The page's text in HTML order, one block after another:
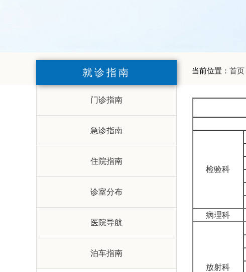
就诊指南 当前位置： 首页
门诊指南
急诊指南
住院指南
诊室分布
医院导航
泊车指南
检验科
病理科
放射科